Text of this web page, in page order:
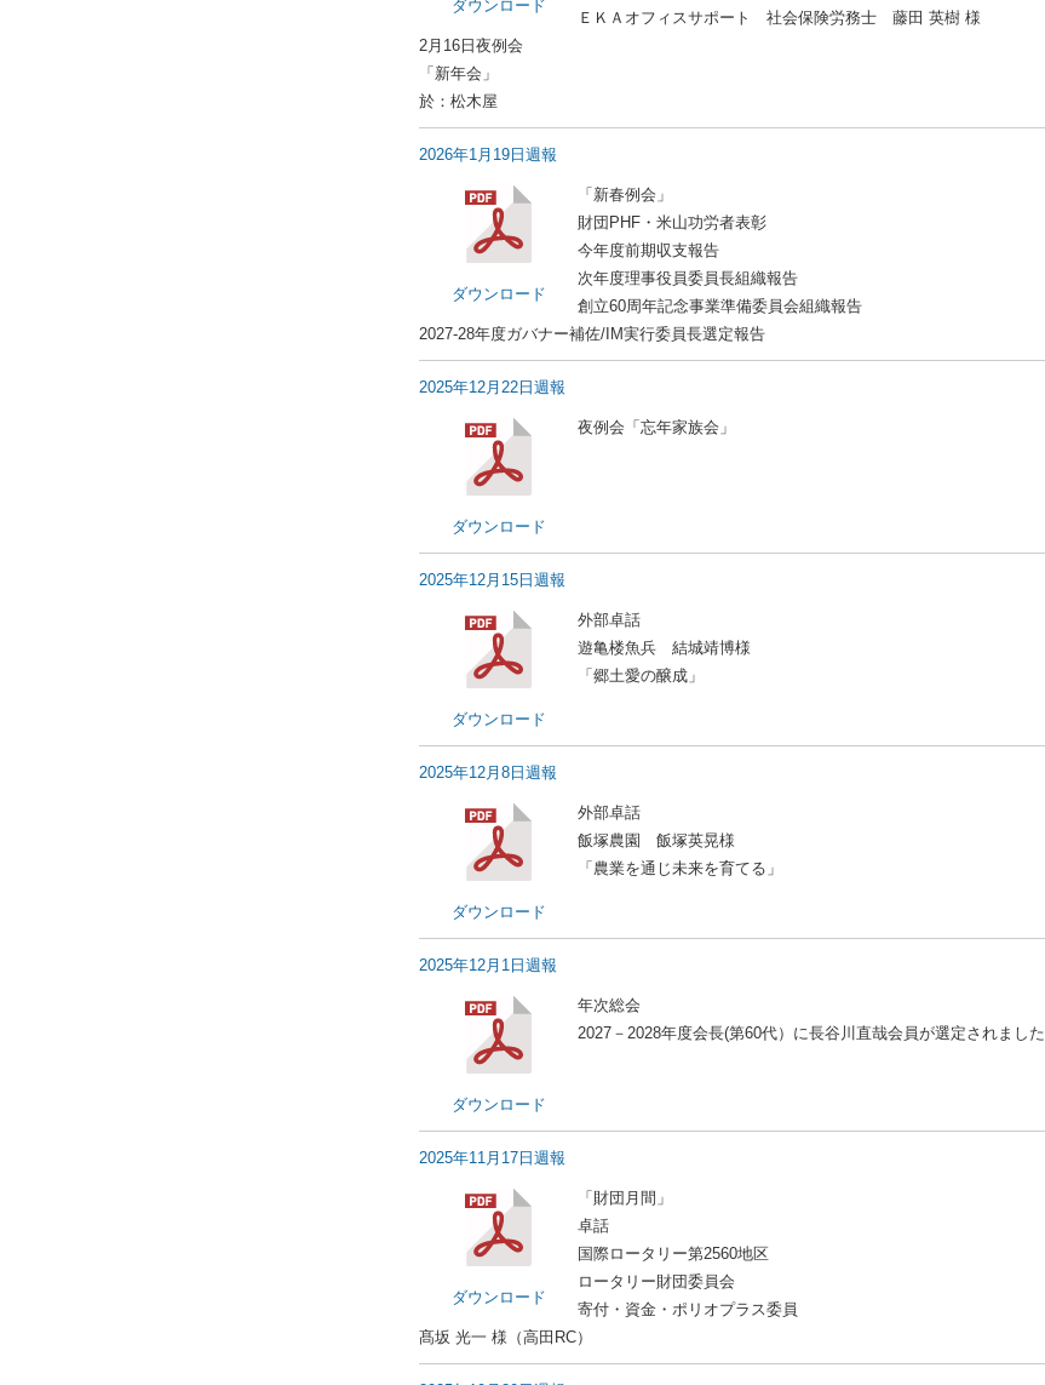
ダウンロード
ＥＫＡオフィスサポート 社会保険労務士 藤田 英樹 様
2月16日夜例会
「新年会」
於：松木屋
2026年1月19日週報
ダウンロード
「新春例会」
財団PHF・米山功労者表彰
今年度前期収支報告
次年度理事役員委員長組織報告
創立60周年記念事業準備委員会組織報告
2027-28年度ガバナー補佐/IM実行委員長選定報告
2025年12月22日週報
ダウンロード
夜例会「忘年家族会」
2025年12月15日週報
ダウンロード
外部卓話
遊亀楼魚兵 結城靖博様
「郷土愛の醸成」
2025年12月8日週報
ダウンロード
外部卓話
飯塚農園 飯塚英晃様
「農業を通じ未来を育てる」
2025年12月1日週報
ダウンロード
年次総会
2027－2028年度会長(第60代）に長谷川直哉会員が選定されました
2025年11月17日週報
ダウンロード
「財団月間」
卓話
国際ロータリー第2560地区
ロータリー財団委員会
寄付・資金・ポリオプラス委員
髙坂 光一 様（高田RC）